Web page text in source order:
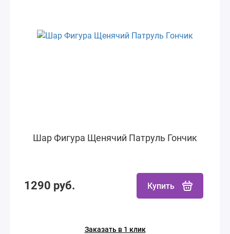
Шар Фигура Щенячий Патруль Гончик
1290 руб. Купить
Заказать в 1 клик